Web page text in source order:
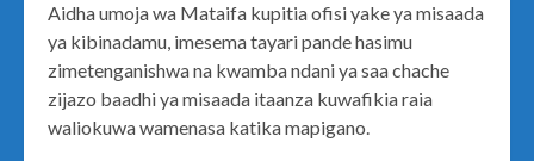
Aidha umoja wa Mataifa kupitia ofisi yake ya misaada
ya kibinadamu, imesema tayari pande hasimu
zimetenganishwa na kwamba ndani ya saa chache
zijazo baadhi ya misaada itaanza kuwafikia raia
waliokuwa wamenasa katika mapigano.